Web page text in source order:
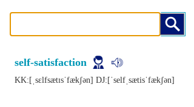
self-satisfaction
KK:[ˌsɛlfsætɪsˈfækʃǝn] DJ:[ˈsеlfˌsætisˈfækʃǝn]